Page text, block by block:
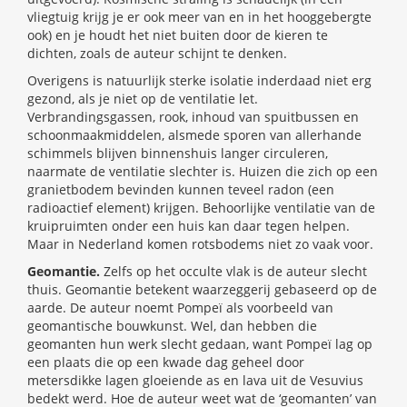
vliegtuig krijg je er ook meer van en in het hooggebergte
ook) en je houdt het niet buiten door de kieren te
dichten, zoals de auteur schijnt te denken.
Overigens is natuurlijk sterke isolatie inderdaad niet erg
gezond, als je niet op de ventilatie let.
Verbrandingsgassen, rook, inhoud van spuitbussen en
schoonmaakmiddelen, alsmede sporen van allerhande
schimmels blijven binnenshuis langer circuleren,
naarmate de ventilatie slechter is. Huizen die zich op een
granietbodem bevinden kunnen teveel radon (een
radioactief element) krijgen. Behoorlijke ventilatie van de
kruipruimten onder een huis kan daar tegen helpen.
Maar in Nederland komen rotsbodems niet zo vaak voor.
Geomantie. Zelfs op het occulte vlak is de auteur slecht
thuis. Geomantie betekent waarzeggerij gebaseerd op de
aarde. De auteur noemt Pompeï als voorbeeld van
geomantische bouwkunst. Wel, dan hebben die
geomanten hun werk slecht gedaan, want Pompeï lag op
een plaats die op een kwade dag geheel door
metersdikke lagen gloeiende as en lava uit de Vesuvius
bedekt werd. Hoe de auteur weet wat de ‘geomanten’ van